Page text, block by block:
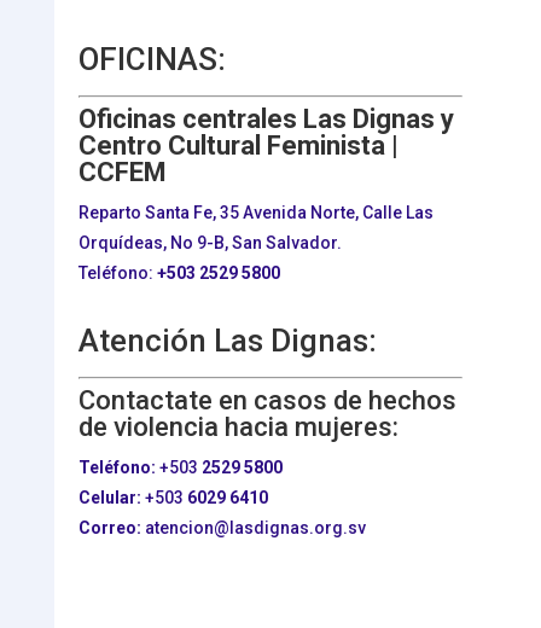
OFICINAS:
Oficinas centrales Las Dignas y
Centro Cultural Feminista |
CCFEM
Reparto Santa Fe, 35 Avenida Norte, Calle Las
Orquídeas, No 9-B, San Salvador.
Teléfono: +503 2529 5800
Atención Las Dignas:
Contactate en casos de hechos
de violencia hacia mujeres:
Teléfono: +503 2529 5800
Celular: +503 6029 6410
Correo: atencion@lasdignas.org.sv